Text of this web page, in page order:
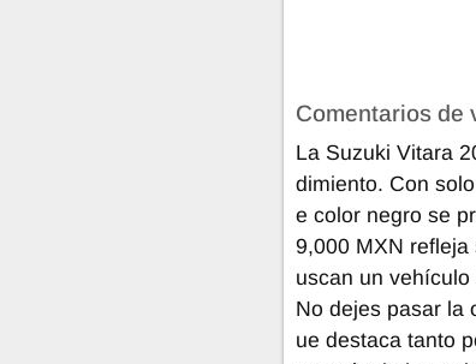
Comentarios de
La Suzuki Vitara
dimiento. Con
e color negro se
9,000 MXN
uscan un
No dejes pasar la
ue destaca tanto